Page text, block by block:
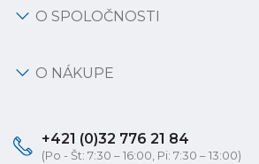
O SPOLOČNOSTI
O NÁKUPE
+421 (0)32 776 21 84
(Po - Št: 7:30 – 16:00, Pi: 7:30 – 13:00)